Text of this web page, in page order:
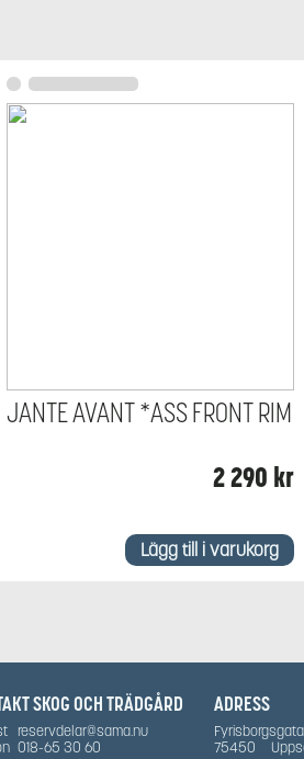
JANTE AVANT *ASS FRONT RIM
2 290 kr
Lägg till i varukorg
ADRESS
75450
SKOG OCH TRÄDGÅRD
reservdelar@sama.nu
018-65 30 60